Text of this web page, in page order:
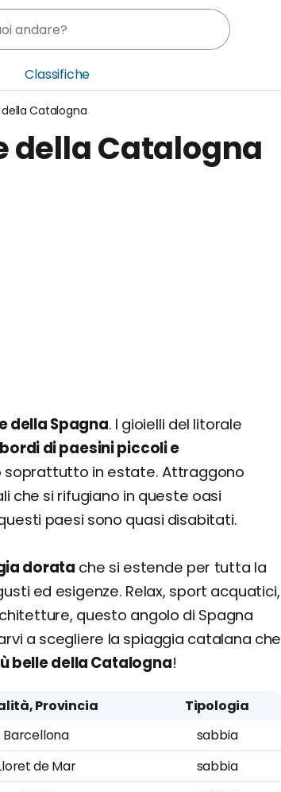
Classifiche
della Catalogna
della Catalogna
della Spagna. I gioielli del litorale
di paesini piccoli e
soprattutto in estate. Attraggono
che si rifugiano in queste oasi
paesi sono quasi disabitati.
dorata che si estende per tutta la
ed esigenze. Relax, sport acquatici,
questo angolo di Spagna
a scegliere la spiaggia catalana che
belle della Catalogna!
Provincia
Tipologia
Barcellona
sabbia
de Mar
sabbia